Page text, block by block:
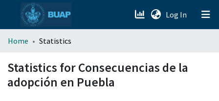
Log In (current)
menu.section.about_menu
All of DSpace
Home Statistics
Statistics for Consecuencias de la
adopción en Puebla